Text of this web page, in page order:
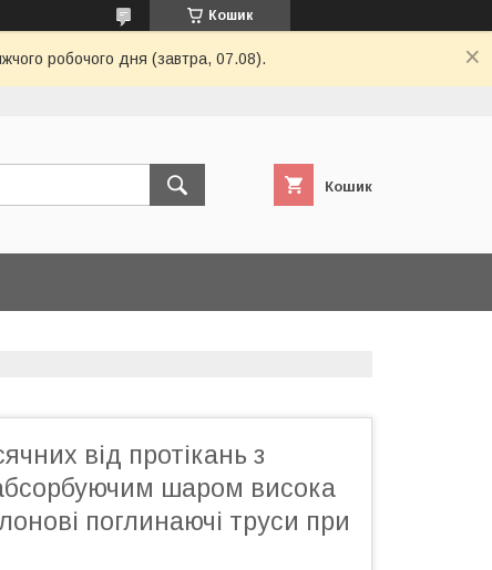
Кошик
робочого дня (завтра, 07.08).
Кошик
від протікань з
шаром висока
поглинаючі труси при